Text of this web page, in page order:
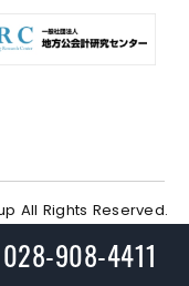
All Rights Reserved.
028-908-4411